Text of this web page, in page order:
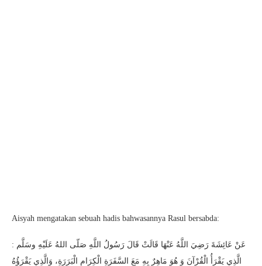
Aisyah mengatakan sebuah hadis bahwasannya Rasul bersabda:
عَنْ عَائِشَةَ رَضِيَ اللَّهُ عَنْهَا قَالَتْ قَالَ رَسُولُ اللَّهِ صَلّى اللهُ عَلَيْهِ وسَلَّم :
الَّذِي يَقْرَأُ الْقُرْآنَ وَ هُوَ مَاهِرٌ بِهِ مَعَ السَّفَرَةِ الْكِرَامِ الْبَرَرَةِ، وَالَّذِي يَقْرَؤُهُ